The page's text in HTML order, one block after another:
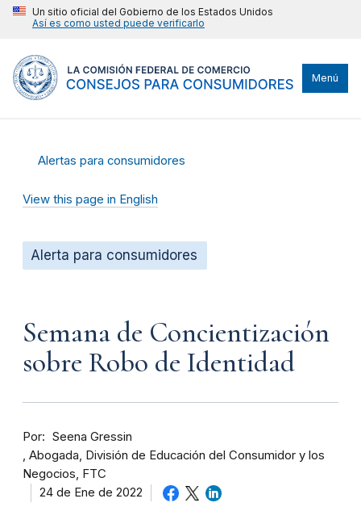
Un sitio oficial del Gobierno de los Estados Unidos
Así es como usted puede verificarlo
Menú
Alertas para consumidores
View this page in English
Alerta para consumidores
Semana de Concientización
sobre Robo de Identidad
Por
Seena Gressin
Abogada, División de Educación del Consumidor y los
Negocios, FTC
24 de Ene de 2022